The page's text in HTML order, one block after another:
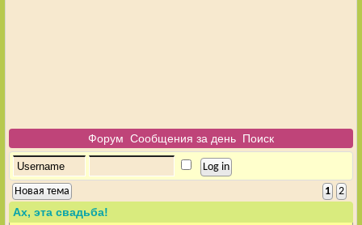
Форум Сообщения за день Поиск
1 2
Новая тема
Ах, эта свадьба!